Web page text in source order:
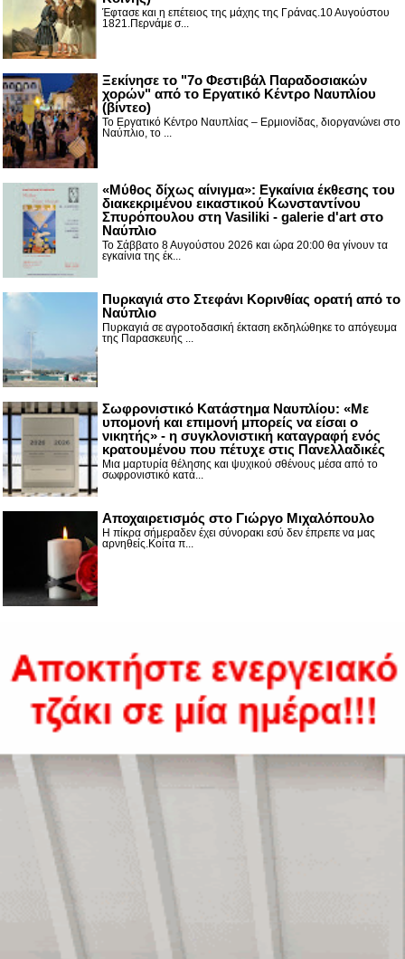
Έφτασε και η επέτειος της μάχης της Γράνας.10 Αυγούστου
1821.Περνάμε σ...
Ξεκίνησε το "7ο Φεστιβάλ Παραδοσιακών
χορών" από το Εργατικό Κέντρο Ναυπλίου
(βίντεο)
Το Εργατικό Κέντρο Ναυπλίας – Ερμιονίδας, διοργανώνει στο
Ναύπλιο, το ...
«Μύθος δίχως αίνιγμα»: Εγκαίνια έκθεσης του
διακεκριμένου εικαστικού Κωνσταντίνου
Σπυρόπουλου στη Vasiliki - galerie d'art στο
Ναύπλιο
Το Σάββατο 8 Αυγούστου 2026 και ώρα 20:00 θα γίνουν τα
εγκαίνια της έκ...
Πυρκαγιά στο Στεφάνι Κορινθίας ορατή από το
Ναύπλιο
Πυρκαγιά σε αγροτοδασική έκταση εκδηλώθηκε το απόγευμα
της Παρασκευής ...
Σωφρονιστικό Κατάστημα Ναυπλίου: «Με
υπομονή και επιμονή μπορείς να είσαι ο
νικητής» - η συγκλονιστική καταγραφή ενός
κρατουμένου που πέτυχε στις Πανελλαδικές
Μια μαρτυρία θέλησης και ψυχικού σθένους μέσα από το
σωφρονιστικό κατά...
Αποχαιρετισμός στο Γιώργο Μιχαλόπουλο
Η πίκρα σήμεραδεν έχει σύνορακι εσύ δεν έπρεπε να μας
αρνηθείς.Κοίτα π...